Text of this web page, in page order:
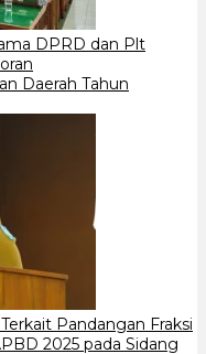
DPRD dan Plt
Daerah Tahun
Pandangan Fraksi
2025 pada Sidang